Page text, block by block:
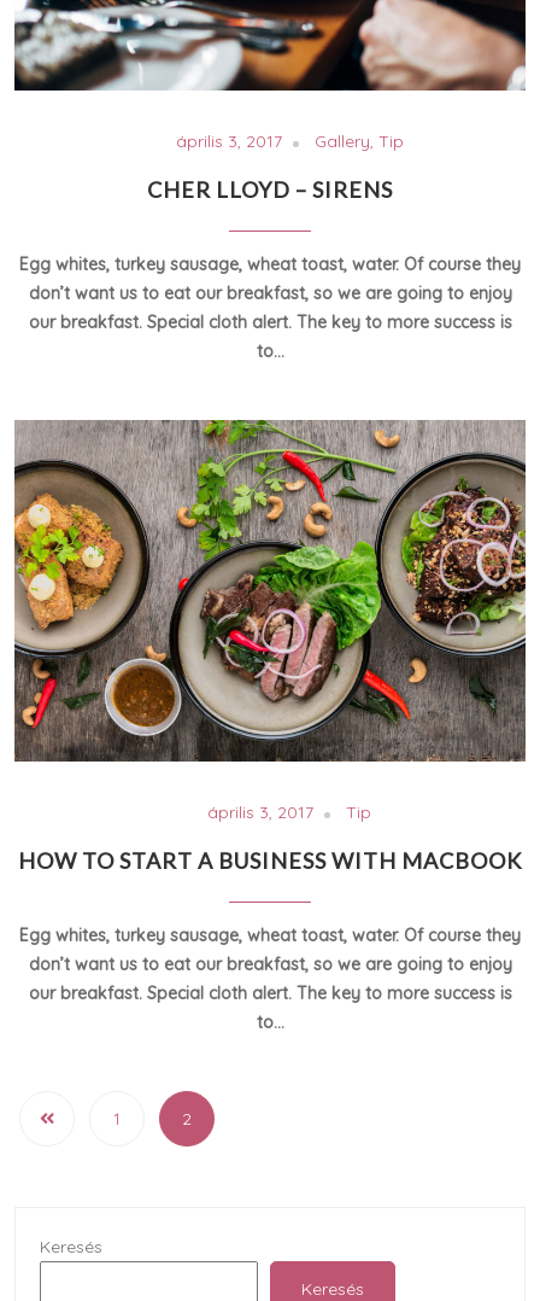
április 3, 2017 Gallery, Tip
CHER LLOYD – SIRENS
Egg whites, turkey sausage, wheat toast, water. Of course they
don’t want us to eat our breakfast, so we are going to enjoy
our breakfast. Special cloth alert. The key to more success is
to…
április 3, 2017 Tip
HOW TO START A BUSINESS WITH MACBOOK
Egg whites, turkey sausage, wheat toast, water. Of course they
don’t want us to eat our breakfast, so we are going to enjoy
our breakfast. Special cloth alert. The key to more success is
to…
1 2
Keresés
Keresés